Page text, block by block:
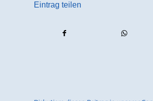
Eintrag teilen